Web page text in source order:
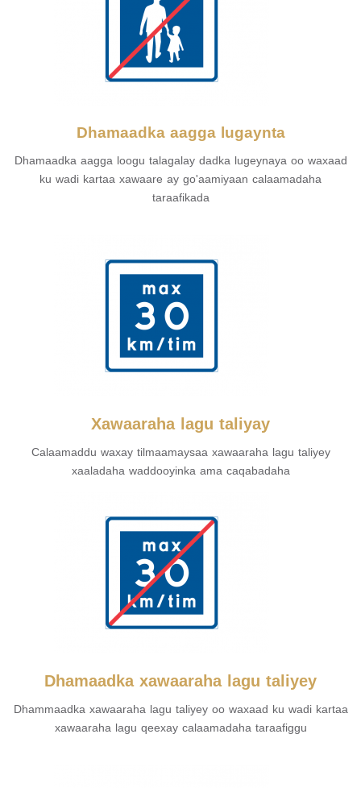
Dhamaadka aagga lugaynta
Dhamaadka aagga loogu talagalay dadka lugeynaya oo waxaad
ku wadi kartaa xawaare ay go'aamiyaan calaamadaha
taraafikada
Xawaaraha lagu taliyay
Calaamaddu waxay tilmaamaysaa xawaaraha lagu taliyey
xaaladaha waddooyinka ama caqabadaha
Dhamaadka xawaaraha lagu taliyey
Dhammaadka xawaaraha lagu taliyey oo waxaad ku wadi kartaa
xawaaraha lagu qeexay calaamadaha taraafiggu